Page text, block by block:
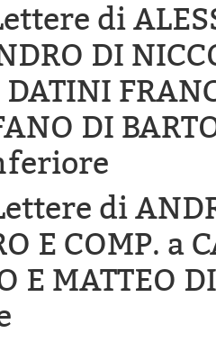
di
DI
DATINI
DI
di
E COMP. a
E MATTEO